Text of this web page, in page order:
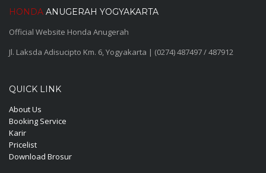
HONDA ANUGERAH YOGYAKARTA
Official Website Honda Anugerah
Jl. Laksda Adisucipto Km. 6, Yogyakarta | (0274) 487497 / 487912
QUICK LINK
About Us
Booking Service
Karir
Pricelist
Download Brosur